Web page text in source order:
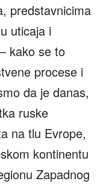
predstavnicima
uticaja i
kako se to
procese i
da je danas,
ruske
na tlu Evrope,
kontinentu
Zapadnog